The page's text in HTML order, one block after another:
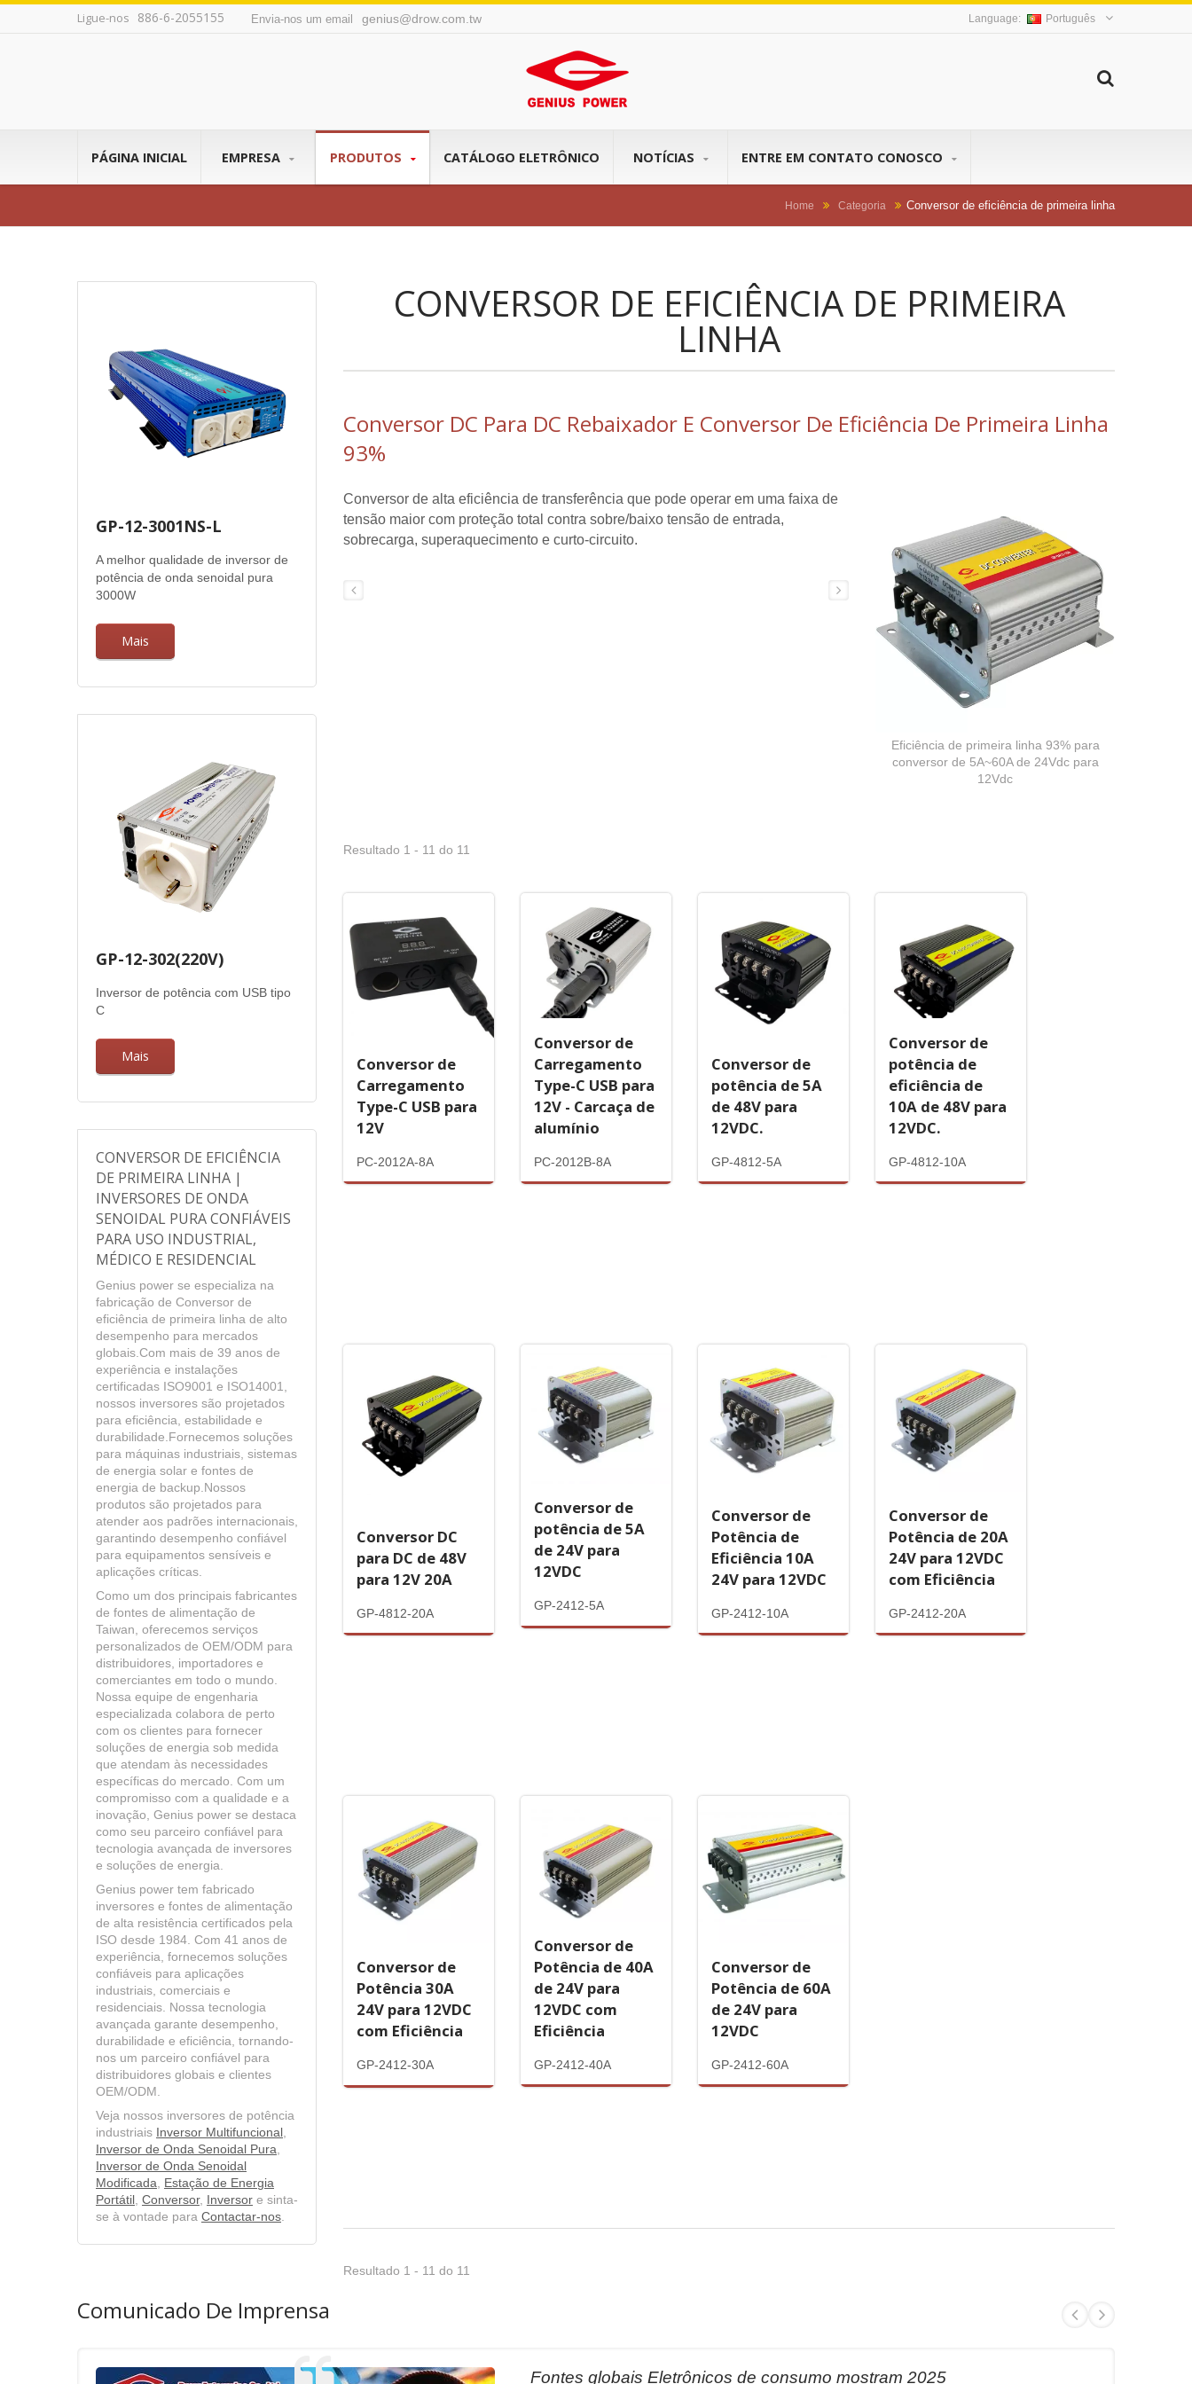
Ligue-nos 886-6-2055155 Envia-nos um email genius@drow.com.tw Português
PÁGINA INICIAL EMPRESA PRODUTOS CATÁLOGO ELETRÔNICO NOTÍCIAS ENTRE EM CONTATO CONOSCO
Home Categoria Conversor de eficiência de primeira linha
GP-12-3001NS-L
A melhor qualidade de inversor de
potência de onda senoidal pura
3000W
Mais
GP-12-302(220V)
Inversor de potência com USB tipo
C
Mais
CONVERSOR DE EFICIÊNCIA
DE PRIMEIRA LINHA |
INVERSORES DE ONDA
SENOIDAL PURA CONFIÁVEIS
PARA USO INDUSTRIAL,
MÉDICO E RESIDENCIAL
Genius power se especializa na
fabricação de Conversor de
eficiência de primeira linha de alto
desempenho para mercados
globais.Com mais de 39 anos de
experiência e instalações
certificadas ISO9001 e ISO14001,
nossos inversores são projetados
para eficiência, estabilidade e
durabilidade.Fornecemos soluções
para máquinas industriais, sistemas
de energia solar e fontes de
energia de backup.Nossos
produtos são projetados para
atender aos padrões internacionais,
garantindo desempenho confiável
para equipamentos sensíveis e
aplicações críticas.
Como um dos principais fabricantes
de fontes de alimentação de
Taiwan, oferecemos serviços
personalizados de OEM/ODM para
distribuidores, importadores e
comerciantes em todo o mundo.
Nossa equipe de engenharia
especializada colabora de perto
com os clientes para fornecer
soluções de energia sob medida
que atendam às necessidades
específicas do mercado. Com um
compromisso com a qualidade e a
inovação, Genius power se destaca
como seu parceiro confiável para
tecnologia avançada de inversores
e soluções de energia.
Genius power tem fabricado
inversores e fontes de alimentação
de alta resistência certificados pela
ISO desde 1984. Com 41 anos de
experiência, fornecemos soluções
confiáveis para aplicações
industriais, comerciais e
residenciais. Nossa tecnologia
avançada garante desempenho,
durabilidade e eficiência, tornando-
nos um parceiro confiável para
distribuidores globais e clientes
OEM/ODM.
Veja nossos inversores de potência
industriais Inversor Multifuncional ,
Inversor de Onda Senoidal Pura,
Inversor de Onda Senoidal
Modificada, Estação de Energia
Portátil , Conversor, Inversor e sinta-
se à vontade para Contactar-nos.
CONVERSOR DE EFICIÊNCIA DE PRIMEIRA
LINHA
Conversor DC Para DC Rebaixador E Conversor De Eficiência De Primeira Linha
93%
Eficiência de primeira linha 93% para
conversor de 5A~60A de 24Vdc para
12Vdc
Conversor de alta eficiência de transferência que pode operar em uma faixa de
tensão maior com proteção total contra sobre/baixo tensão de entrada,
sobrecarga, superaquecimento e curto-circuito.
Resultado 1 - 11 do 11
Conversor de
Carregamento
Type-C USB para
12V
PC-2012A-8A
Conversor de
Carregamento
Type-C USB para
12V - Carcaça de
alumínio
PC-2012B-8A
Conversor de
potência de 5A
de 48V para
12VDC.
GP-4812-5A
Conversor de
potência de
eficiência de
10A de 48V para
12VDC.
GP-4812-10A
Conversor DC
para DC de 48V
para 12V 20A
GP-4812-20A
Conversor de
potência de 5A
de 24V para
12VDC
GP-2412-5A
Conversor de
Potência de
Eficiência 10A
24V para 12VDC
GP-2412-10A
Conversor de
Potência de 20A
24V para 12VDC
com Eficiência
GP-2412-20A
Conversor de
Potência 30A
24V para 12VDC
com Eficiência
GP-2412-30A
Conversor de
Potência de 40A
de 24V para
12VDC com
Eficiência
GP-2412-40A
Conversor de
Potência de 60A
de 24V para
12VDC
GP-2412-60A
Resultado 1 - 11 do 11
Comunicado De Imprensa
Fontes globais Eletrônicos de consumo mostram 2025